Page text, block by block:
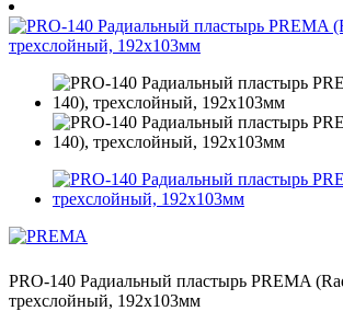
PRO-140 Радиальный пластырь PREMA
трехслойный, 192х103мм